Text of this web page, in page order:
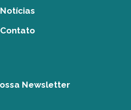
Notícias
Contato
Newsletter